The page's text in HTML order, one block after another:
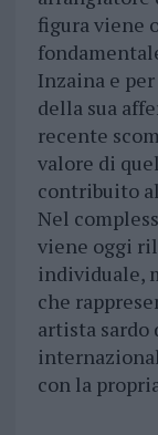
figura viene
Inzaina e
della sua
recente
valore di
contribuito
Nel
viene oggi
individuale,
che
artista
con la